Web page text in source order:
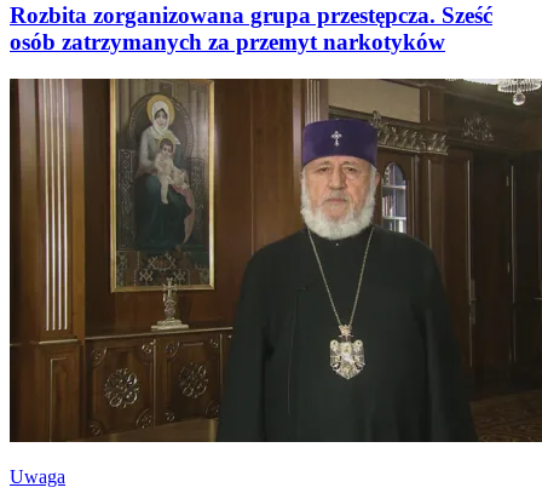
Rozbita zorganizowana grupa przestępcza. Sześć
osób zatrzymanych za przemyt narkotyków
Uwaga